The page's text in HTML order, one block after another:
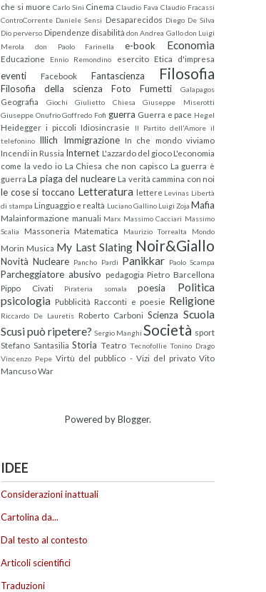
che si muore Carlo Sini Cinema Claudio Fava Claudio Fracassi
ControCorrente Daniele Sensi Desaparecidos Diego De Silva
Dio perverso Dipendenze disabilità don Andrea Gallo don Luigi
Merola
don Paolo Farinella e-book Economia
Educazione Ennio Remondino esercito Etica d'impresa
eventi Facebook Fantascienza Filosofia
Filosofia della scienza Foto Fumetti Galapagos
Geografia Giochi Giulietto Chiesa
Giuseppe Miserotti
Giuseppe Onufrio Goffredo Fofi guerra Guerra e pace Hegel
Heidegger i piccoli Idiosincrasie Il Partito dell'Amore il
telefonino Illich Immigrazione In che mondo viviamo
Incendi in Russia Internet L'azzardo del gioco L'economia
come la vedo io La Chiesa che non capisco La guerra è
guerra La piaga del nucleare La verità cammina con noi
le cose si toccano Letteratura lettere Levinas Libertà
di stampa Linguaggio e realtà Luciano Gallino Luigi Zoja Mafia
Malainformazione manuali Marx Massimo Cacciari Massimo
Scalia
Massoneria Matematica Maurizio Torrealta Mondo
Morin Musica My Last Slating Noir&Giallo
Novità Nucleare Pancho Pardi Panikkar Paolo Scampa
Parcheggiatore abusivo pedagogia Pietro Barcellona
Pippo Civati
Pirateria somala poesia
Politica
psicologia Pubblicità Racconti e poesie Religione
Riccardo De Lauretis Roberto Carboni Scienza Scuola
Scusi può ripetere? Sergio Manghi Società sport
Stefano Santasilia Storia Teatro Tecnofollie Tonino Drago
Vincenzo Pepe Virtù del pubblico - Vizi del privato Vito
MancusoWar
Powered byBlogger.
IDEE
Considerazioni inattuali
Cartolina da...
Dal testo al contesto
Articoli scientifici
Traduzioni